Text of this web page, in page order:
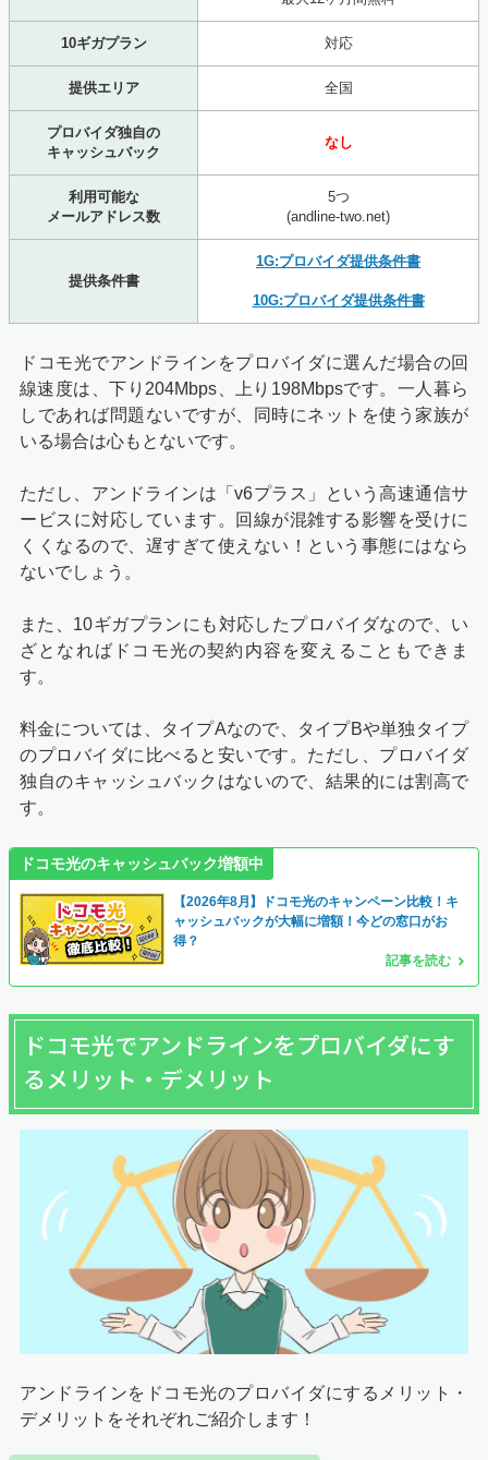
10ギガプラン 対応
提供エリア 全国
プロバイダ独自の
キャッシュバック
なし
利用可能な
メールアドレス数
5つ
(andline-two.net)
提供条件書
1G:プロバイダ提供条件書
10G:プロバイダ提供条件書
ドコモ光でアンドラインをプロバイダに選んだ場合の回
線速度は、下り204Mbps、上り198Mbpsです。一人暮ら
しであれば問題ないですが、同時にネットを使う家族が
いる場合は心もとないです。
ただし、アンドラインは「v6プラス」という高速通信サ
ービスに対応しています。回線が混雑する影響を受けに
くくなるので、遅すぎて使えない！という事態にはなら
ないでしょう。
また、10ギガプランにも対応したプロバイダなので、い
ざとなればドコモ光の契約内容を変えることもできま
す。
料金については、タイプAなので、タイプBや単独タイプ
のプロバイダに比べると安いです。ただし、プロバイダ
独自のキャッシュバックはないので、結果的には割高で
す。
ドコモ光のキャッシュバック増額中
【2026年8月】ドコモ光のキャンペーン比較！キ
ャッシュバックが大幅に増額！今どの窓口がお
得？
記事を読む
ドコモ光でアンドラインをプロバイダにす
るメリット・デメリット
アンドラインをドコモ光のプロバイダにするメリット・
デメリットをそれぞれご紹介します！